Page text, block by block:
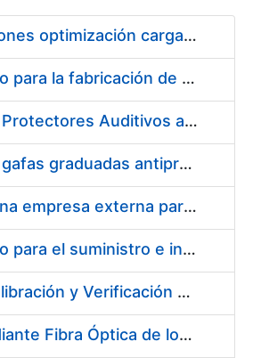
Pliego condiciones optimización cargas compras firmado
Acuerdo marco para la fabricación de piezas
Suministro de Protectores Auditivos a medida para las personas trabajadoras de los Centros de Trabajo de Madrid y Burgos
Suministro de gafas graduadas antiproyecciones para los trabajadores de la FNMT-RCM en los centros de trabajo de Madrid y Burgos
Servicios de una empresa externa para el asesoramiento y resolución de los recursos de alzada que se presentan relacionados con procesos de selección para la FNMT-RCM
Acuerdo marco para el suministro e instalación de persianas, estores y otros complementos
Servicio de Calibración y Verificación Externa de los Equipos de Medición del Servicio de Prevención de la FNMT-RCM
Conexión mediante Fibra Óptica de los Centros de Proceso de Datos (CPDs) de las sedes de la FNMT-RCM de Burgos y Madrid